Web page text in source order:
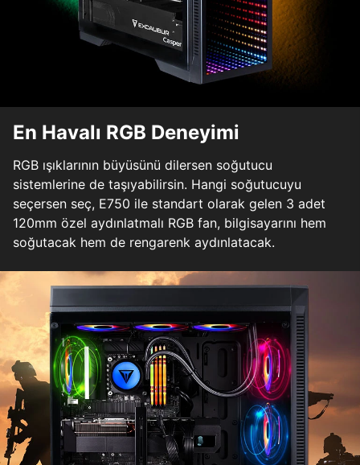
En Havalı RGB Deneyimi
RGB ışıklarının büyüsünü dilersen soğutucu
sistemlerine de taşıyabilirsin. Hangi soğutucuyu
seçersen seç, E750 ile standart olarak gelen 3 adet
120mm özel aydınlatmalı RGB fan, bilgisayarını hem
soğutacak hem de rengarenk aydınlatacak.